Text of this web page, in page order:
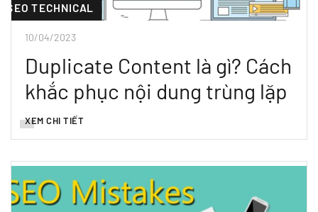
SEO TECHNICAL
10/04/2023
Duplicate Content là gì? Cách
khắc phục nội dung trùng lặp
XEM CHI TIẾT